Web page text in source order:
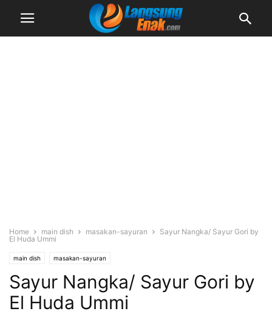
Home main dish masakan-sayuran
Sayur Nangka/ Sayur Gori by
El Huda Ummi
main dish masakan-sayuran
Sayur Nangka/ Sayur Gori by
El Huda Ummi